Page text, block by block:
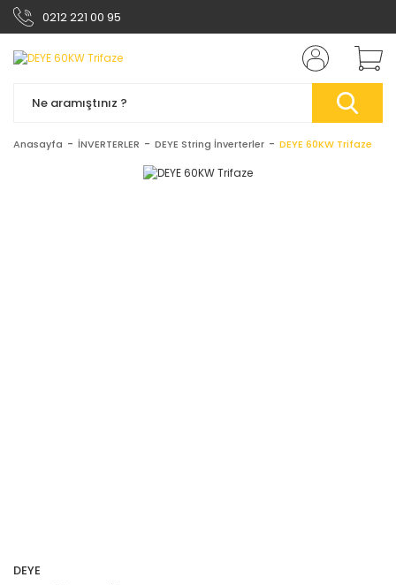
0212 221 00 95
Anasayfa İNVERTERLER DEYE String İnverterler DEYE 60KW Trifaze
DEYE